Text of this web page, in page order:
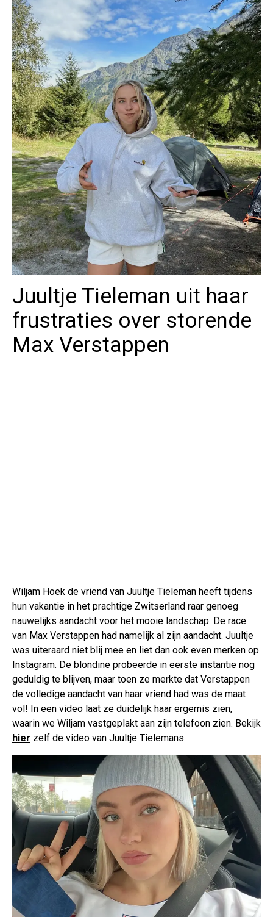
Juultje Tieleman uit haar
frustraties over storende
Max Verstappen
Wiljam Hoek de vriend van Juultje Tieleman heeft tijdens
hun vakantie in het prachtige Zwitserland raar genoeg
nauwelijks aandacht voor het mooie landschap. De race
van Max Verstappen had namelijk al zijn aandacht. Juultje
was uiteraard niet blij mee en liet dan ook even merken op
Instagram. De blondine probeerde in eerste instantie nog
geduldig te blijven, maar toen ze merkte dat Verstappen
de volledige aandacht van haar vriend had was de maat
vol! In een video laat ze duidelijk haar ergernis zien,
waarin we Wiljam vastgeplakt aan zijn telefoon zien. Bekijk
hier zelf de video van Juultje Tielemans.